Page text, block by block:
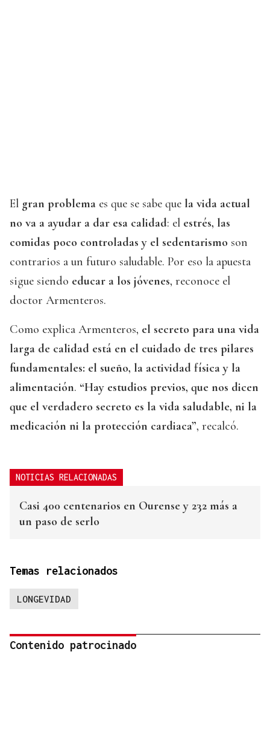
El gran problema es que se sabe que la vida actual
no va a ayudar a dar esa calidad: el estrés, las
comidas poco controladas y el sedentarismo son
contrarios a un futuro saludable. Por eso la apuesta
sigue siendo educar a los jóvenes, reconoce el
doctor Armenteros.
Como explica Armenteros, el secreto para una vida
larga de calidad está en el cuidado de tres pilares
fundamentales: el sueño, la actividad física y la
alimentación. “Hay estudios previos, que nos dicen
que el verdadero secreto es la vida saludable, ni la
medicación ni la protección cardiaca”, recalcó.
NOTICIAS RELACIONADAS
Casi 400 centenarios en Ourense y 232 más a
un paso de serlo
Temas relacionados
LONGEVIDAD
Contenido patrocinado